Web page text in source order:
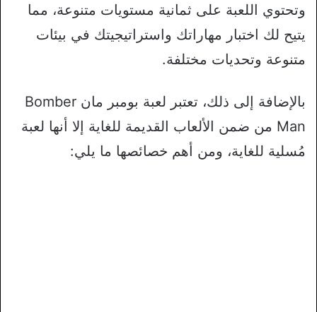
وتحتوي اللعبة على ثمانية مستويات متنوعة، مما
يتيح لك اختبار مهاراتك واستراتيجيتك في بيئات
متنوعة وتحديات مختلفة.
بالإضافة إلى ذلك، تعتبر لعبة بومبر مان Bomber
Man من ضمن الألعاب القديمة للغاية إلا أنها لعبة
مُسلية للغاية، ومن أهم خصائصها ما يلي: